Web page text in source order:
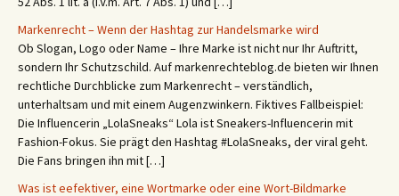
Markenrecht – Wenn der Hashtag zur Handelsmarke wird
Ob Slogan, Logo oder Name – Ihre Marke ist nicht nur Ihr Auftritt,
sondern Ihr Schutzschild. Auf markenrechteblog.de bieten wir Ihnen
rechtliche Durchblicke zum Markenrecht – verständlich,
unterhaltsam und mit einem Augenzwinkern. Fiktives Fallbeispiel:
Die Influencerin „LolaSneaks“ Lola ist Sneakers-Influencerin mit
Fashion-Fokus. Sie prägt den Hashtag #LolaSneaks, der viral geht.
Die Fans bringen ihn mit […]
Was ist eefektiver, eine Wortmarke oder eine Wort-Bildmarke